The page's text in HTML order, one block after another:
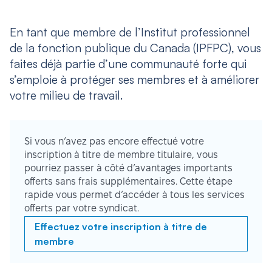
En tant que membre de l’Institut professionnel
de la fonction publique du Canada (IPFPC), vous
faites déjà partie d’une communauté forte qui
s’emploie à protéger ses membres et à améliorer
votre milieu de travail.
Si vous n’avez pas encore effectué votre
inscription à titre de membre titulaire, vous
pourriez passer à côté d’avantages importants
offerts sans frais supplémentaires. Cette étape
rapide vous permet d’accéder à tous les services
offerts par votre syndicat.
Effectuez votre inscription à titre de
membre